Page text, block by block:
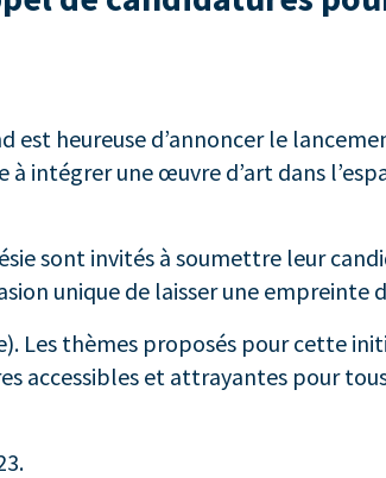
est heureuse d’annoncer le
intégrer une œuvre d’art dans
sont invités à soumettre leur
unique de laisser une
Les thèmes proposés pour cette
accessibles et attrayantes pour